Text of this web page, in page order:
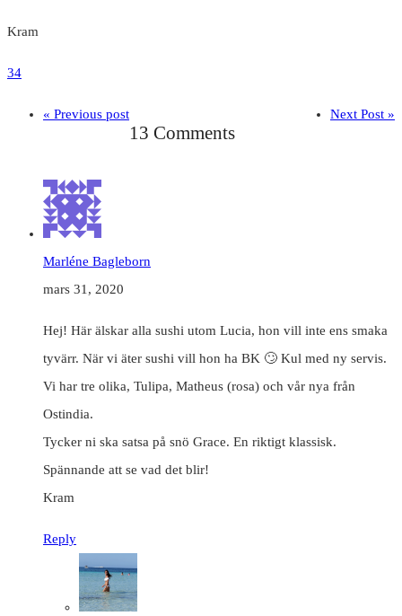
Kram
34
« Previous post Next Post »
13 Comments
Marléne Bagleborn
mars 31, 2020
Hej! Här älskar alla sushi utom Lucia, hon vill inte ens smaka
tyvärr. När vi äter sushi vill hon ha BK 🙄 Kul med ny servis.
Vi har tre olika, Tulipa, Matheus (rosa) och vår nya från
Ostindia.
Tycker ni ska satsa på snö Grace. En riktigt klassisk.
Spännande att se vad det blir!
Kram
Reply